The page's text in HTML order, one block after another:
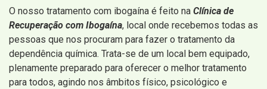
O nosso tratamento com ibogaína é feito na Clínica de
Recuperação com Ibogaína, local onde recebemos todas as
pessoas que nos procuram para fazer o tratamento da
dependência química. Trata-se de um local bem equipado,
plenamente preparado para oferecer o melhor tratamento
para todos, agindo nos âmbitos físico, psicológico e